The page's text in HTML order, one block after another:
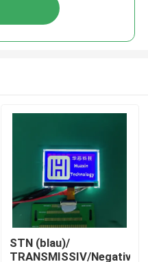
STN (blau)/
TRANSMISSIV/Negativ,